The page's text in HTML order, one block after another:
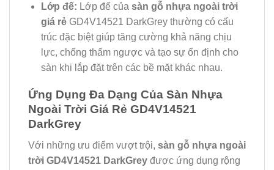
Lớp đế: Lớp đế của sàn gỗ nhựa ngoài trời
giá rẻGD4V14521 DarkGrey thường có cấu
trúc đặc biệt giúp tăng cường khả năng chịu
lực, chống thấm ngược và tạo sự ổn định cho
sàn khi lắp đặt trên các bề mặt khác nhau.
Ứng Dụng Đa Dạng Của Sàn Nhựa
Ngoài Trời Giá Rẻ GD4V14521
DarkGrey
Với những ưu điểm vượt trội, sàn gỗ nhựa ngoài
trời GD4V14521 DarkGrey được ứng dụng rộng